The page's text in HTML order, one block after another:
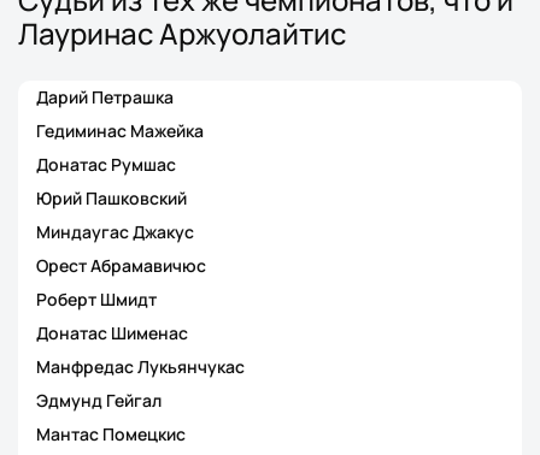
Лауринас Аржуолайтис
Дарий Петрашка
Гедиминас Мажейка
Донатас Румшас
Юрий Пашковский
Миндаугас Джакус
Орест Абрамавичюс
Роберт Шмидт
Донатас Шименас
Манфредас Лукьянчукас
Эдмунд Гейгал
Мантас Помецкис